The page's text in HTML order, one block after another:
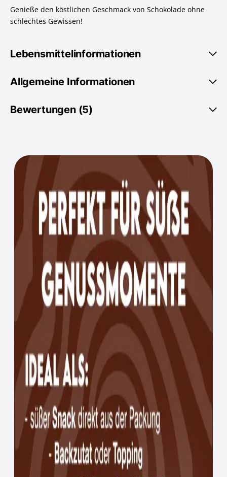
Genieße den köstlichen Geschmack von Schokolade ohne
schlechtes Gewissen!
Lebensmittelinformationen
Allgemeine Informationen
Bewertungen (5)